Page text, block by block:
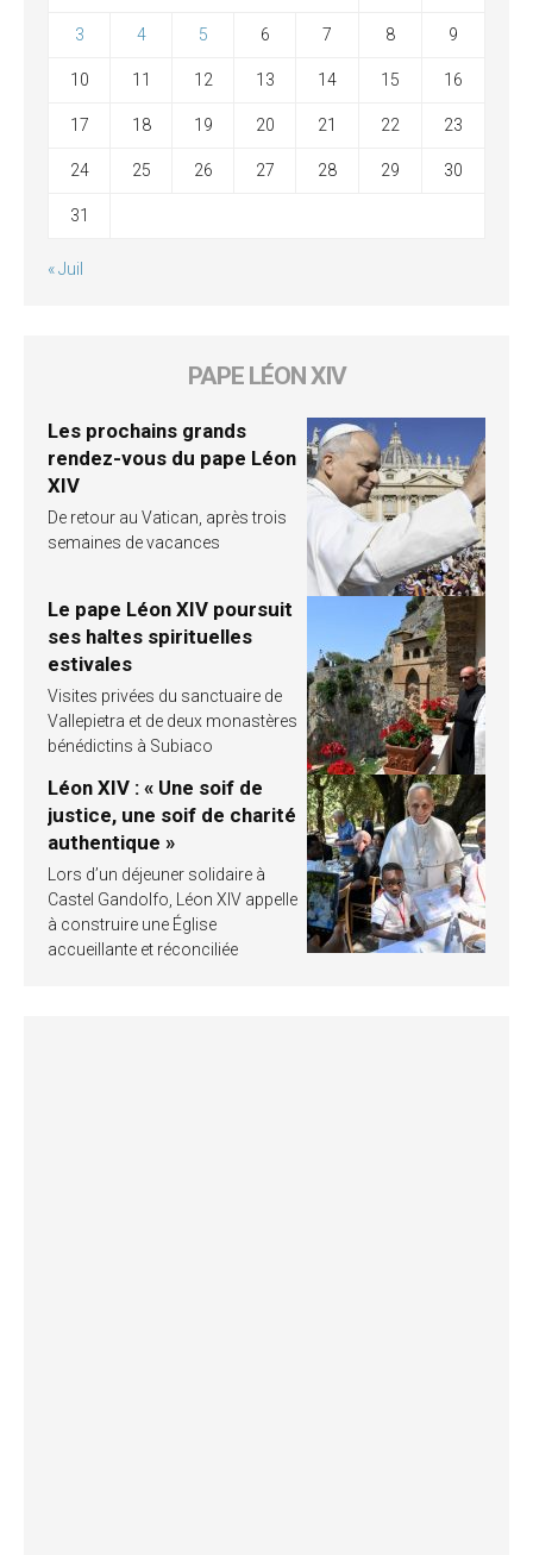
3 4 5 6 7 8 9
10 11 12 13 14 15 16
17 18 19 20 21 22 23
24 25 26 27 28 29 30
31
« Juil
PAPE LÉON XIV
Les prochains grands
rendez-vous du pape Léon
XIV
De retour au Vatican, après trois
semaines de vacances
Le pape Léon XIV poursuit
ses haltes spirituelles
estivales
Visites privées du sanctuaire de
Vallepietra et de deux monastères
bénédictins à Subiaco
Léon XIV : « Une soif de
justice, une soif de charité
authentique »
Lors d’un déjeuner solidaire à
Castel Gandolfo, Léon XIV appelle
à construire une Église
accueillante et réconciliée